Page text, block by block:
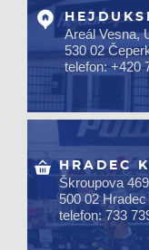
Areál Vesna,
530 02
telefon: +420
HRADEC
Škroupova
500 02
telefon: 733